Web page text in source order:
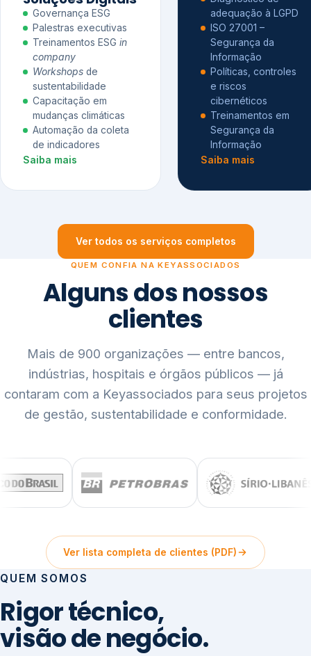
Governança ESG
Palestras executivas
Treinamentos ESG in
company
Workshops de
sustentabilidade
Capacitação em
mudanças climáticas
Automação da coleta
de indicadores
Saiba mais
adequação à LGPD
ISO 27001 –
Segurança da
Informação
Políticas, controles
e riscos
cibernéticos
Treinamentos em
Segurança da
Informação
Saiba mais
Ver todos os serviços completos
QUEM CONFIA NA KEYASSOCIADOS
Alguns dos nossos
clientes
Mais de 900 organizações — entre bancos,
indústrias, hospitais e órgãos públicos — já
contaram com a Keyassociados para seus projetos
de gestão, sustentabilidade e conformidade.
Ver lista completa de clientes (PDF)
QUEM SOMOS
Rigor técnico,
visão de negócio.